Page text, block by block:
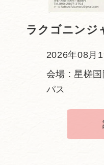
ラクゴニンジ
2026年08月
会場 : 星槎
パス